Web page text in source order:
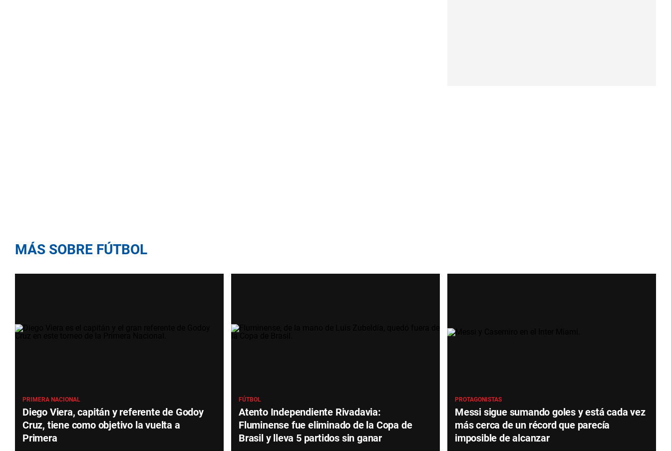
MÁS SOBRE FÚTBOL
PRIMERA NACIONAL
Diego Viera, capitán y referente de Godoy
Cruz, tiene como objetivo la vuelta a
Primera
FÚTBOL
Atento Independiente Rivadavia:
Fluminense fue eliminado de la Copa de
Brasil y lleva 5 partidos sin ganar
PROTAGONISTAS
Messi sigue sumando goles y está cada vez
más cerca de un récord que parecía
imposible de alcanzar